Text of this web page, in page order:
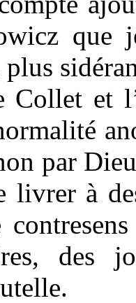
que
plus
Collet et
par
livrer à
des